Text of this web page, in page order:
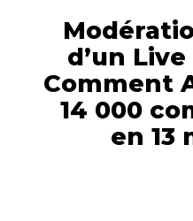
d’un
Comment
14 000
en 13